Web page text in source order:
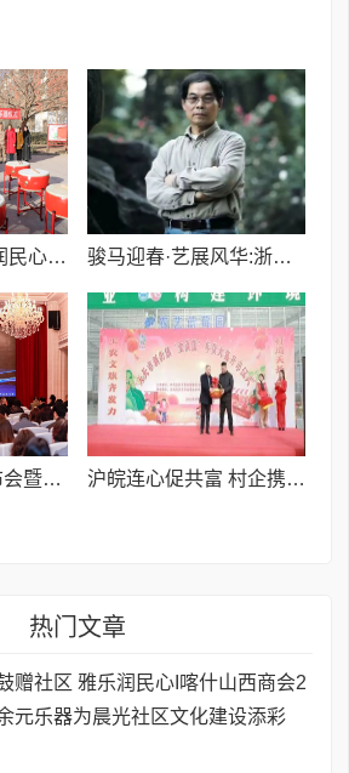
锣鼓赠社区 雅乐润民心I喀什山西商会2万余元乐器为晨光社区文化建设添彩 骏马迎春·艺展风华:浙融媒中心特邀艺术家们送新春祝福,共贺马年祥瑞——刘文清老师
古彝凰玉品牌发布会暨健康科技座谈会成功举办 沪皖连心促共富 村企携手谱新篇
热门文章
赠社区 雅乐润民心I喀什山西商会2
元乐器为晨光社区文化建设添彩